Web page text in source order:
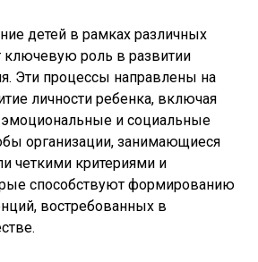
детей в рамках различных
ключевую роль в развитии
Эти процессы направлены на
личности ребенка, включая
эмоциональные и социальные
организации, занимающиеся
четкими критериями и
способствуют формированию
востребованных в